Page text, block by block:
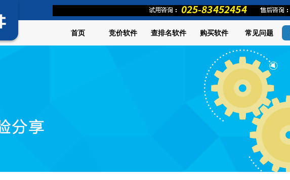
首页 竞价软件 查排名软件 购买软件 常见问题